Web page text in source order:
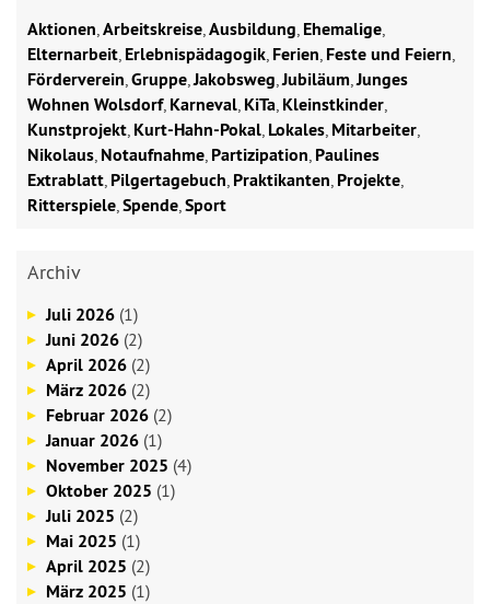
Aktionen Arbeitskreise Ausbildung Ehemalige
Elternarbeit Erlebnispädagogik Ferien Feste und Feiern
Förderverein Gruppe Jakobsweg Jubiläum Junges
Wohnen Wolsdorf, Karneval KiTa Kleinstkinder
Kunstprojekt Kurt-Hahn-Pokal Lokales Mitarbeiter
Nikolaus Notaufnahme Partizipation Paulines
Extrablatt Pilgertagebuch Praktikanten Projekte
Ritterspiele Spende Sport
Archiv
Juli 2026 (1)
Juni 2026 (2)
April 2026 (2)
März 2026 (2)
Februar 2026 (2)
Januar 2026 (1)
November 2025 (4)
Oktober 2025 (1)
Juli 2025 (2)
Mai 2025 (1)
April 2025 (2)
März 2025 (1)